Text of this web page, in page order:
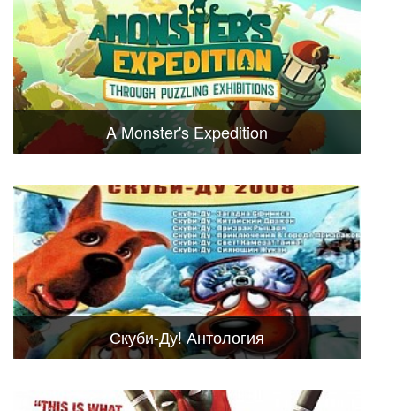
A Monster's Expedition
Скуби-Ду! Антология